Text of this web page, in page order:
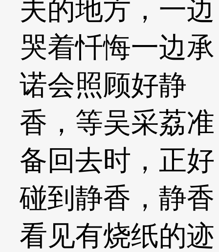
夫的地方，一边
哭着忏悔一边承
诺会照顾好静
香，等吴采荔准
备回去时，正好
碰到静香，静香
看见有烧纸的迹